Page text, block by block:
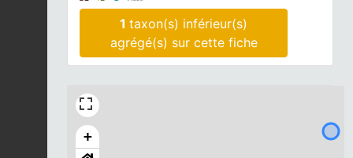
1taxon(s) inférieur(s)
agrégé(s) sur cette fiche
+